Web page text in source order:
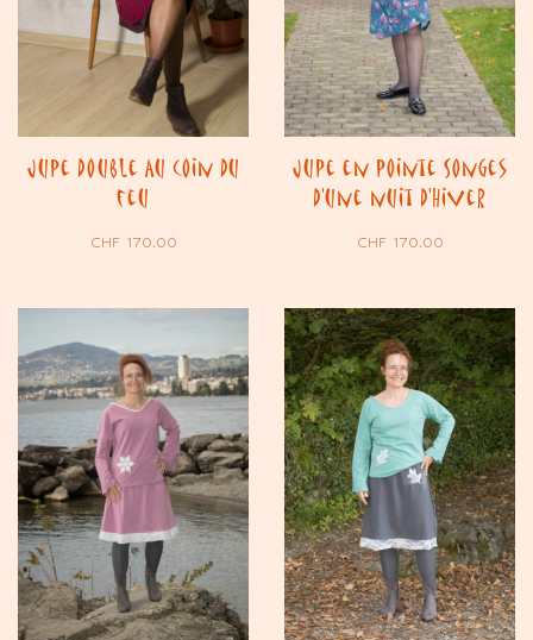
Jupe double Au coin du
feu
CHF170.00
Jupe en pointe Songes
d’une nuit d’Hiver
CHF170.00